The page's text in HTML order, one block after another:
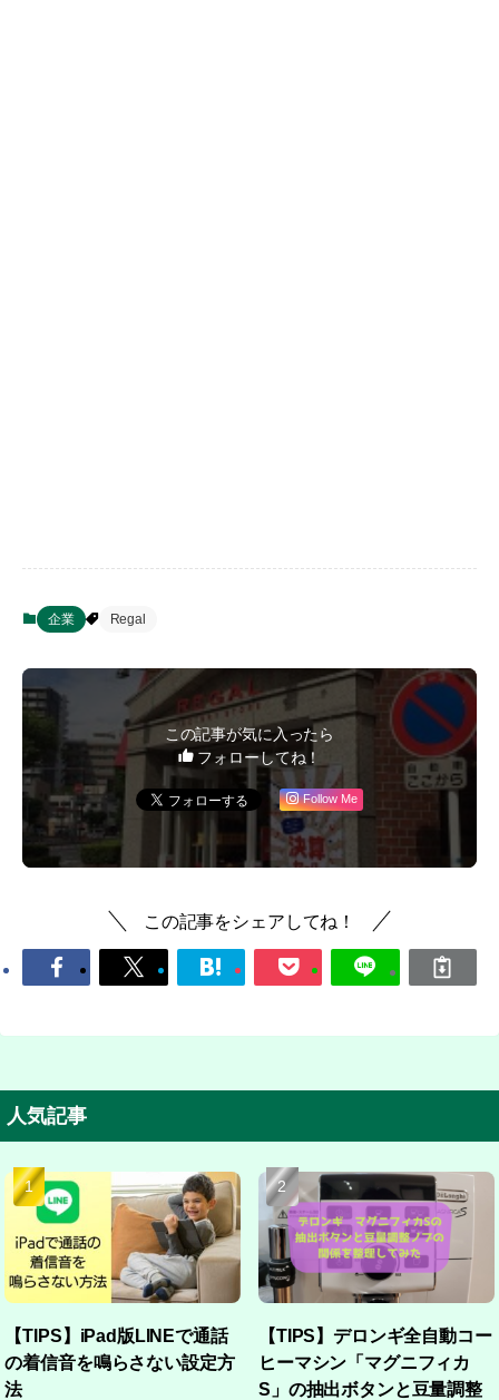
企業 Regal
この記事が気に入ったら
フォローしてね！
Follow Me
この記事をシェアしてね！
人気記事
【TIPS】iPad版LINEで通話
の着信音を鳴らさない設定方
法
【TIPS】デロンギ全自動コー
ヒーマシン「マグニフィカ
S」の抽出ボタンと豆量調整